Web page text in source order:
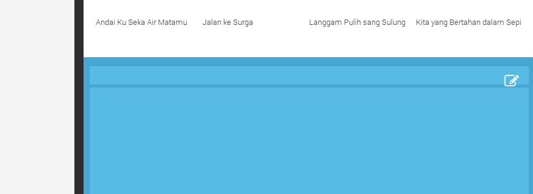
Andai Ku Seka Air Matamu Jalan ke Surga Langgam Pulih sang Sulung Kita yang Bertahan dalam Sepi